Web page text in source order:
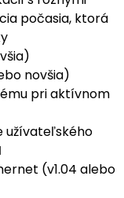
počasia, ktorá
novšia)
pri aktívnom
užívateľského
(v1.04 alebo